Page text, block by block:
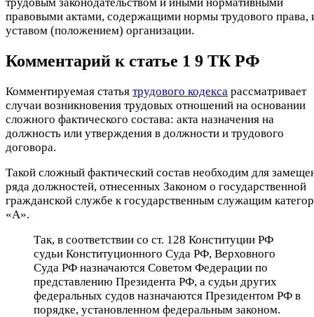
правовыми актами, содержащими нормы трудового права,
уставом (положением) организации.
Комментарий к статье 1 9 ТК РФ
Комментируемая статья трудового кодекса рассматривает
случаи возникновения трудовых отношений на основании
сложного фактического состава: акта назначения на
должность или утверждения в должности и трудового
договора.
Такой сложный фактический состав необходим для
ряда должностей, отнесенных Законом о государственной
гражданской службе к государственным служащим
«А».
Так, в соответствии со ст. 128 Конституции РФ
судьи Конституционного Суда РФ, Верховного
Суда РФ назначаются Советом Федерации по
представлению Президента РФ, а судьи других
федеральных судов назначаются Президентом РФ в
порядке, установленном федеральным законом.